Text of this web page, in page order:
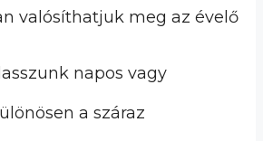
valósíthatjuk meg az évelő
napos vagy
a száraz